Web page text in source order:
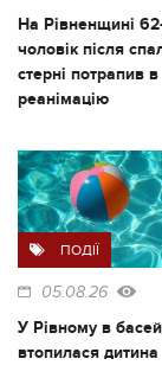
На Рівненщині
чоловік після
стерні потрапив в
реанімацію
ПОДІЇ
05.08.26
У Рівному в
втопилася дитина